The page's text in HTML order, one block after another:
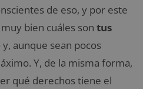
de eso, y por este
bien cuáles son tus
y, aunque sean pocos
Y, de la misma forma,
qué derechos tiene el